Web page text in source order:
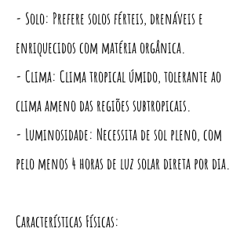
- Solo: Prefere solos férteis, drenáveis e
enriquecidos com matéria orgânica.
- Clima: Clima tropical úmido, tolerante ao
clima ameno das regiões subtropicais.
- Luminosidade: Necessita de sol pleno, com
pelo menos 4 horas de luz solar direta por dia.
Características Físicas: